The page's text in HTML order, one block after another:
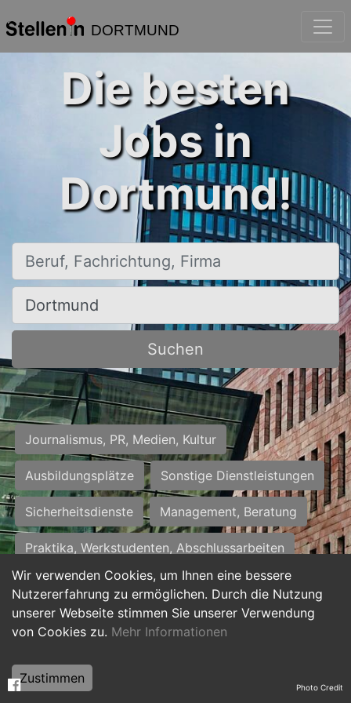
DORTMUND
Wir verwenden Cookies, um Ihnen eine bessere
Nutzererfahrung zu ermöglichen. Durch die Nutzung
unserer Webseite stimmen Sie unserer Verwendung
von Cookies zu. Mehr Informationen
Zustimmen
Die besten
Jobs in
Dortmund!
Beruf, Fachrichtung, Firma
Ort, Stadt
Suchen
Journalismus, PR, Medien, Kultur
Ausbildungsplätze Sonstige Dienstleistungen
Sicherheitsdienste Management, Beratung
Praktika, Werkstudenten, Abschlussarbeiten
Personalwesen Assistenz, Sekretariat
Hilfskräfte, Aushilfs- und Nebenjobs
Weiterbildung, Studium, duale Ausbildung Photo Credit